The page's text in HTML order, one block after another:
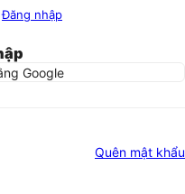
Đăng nhập
Google
Quên mật khẩu